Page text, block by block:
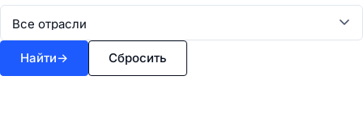
Найти→ Сбросить